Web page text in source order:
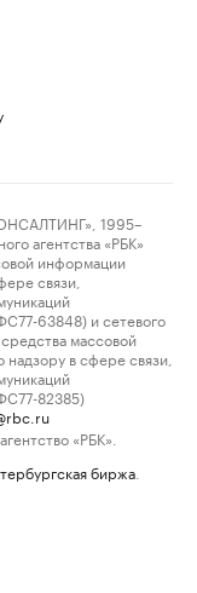
1995–
агентства «РБК»
информации
связи,
63848) и сетевого
массовой
в сфере связи,
82385)
«РБК».
биржа